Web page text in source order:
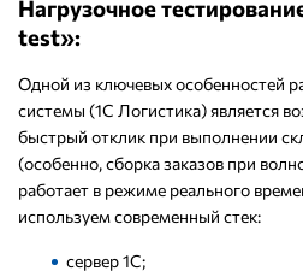
Нагрузочное
test»:
Одной из ключевых особенностей
системы (1С Логистика) является
быстрый отклик при выполнении
(особенно, сборка заказов при
работает в режиме реального
используем современный стек:
сервер 1С;